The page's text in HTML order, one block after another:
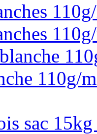
110g/
sac